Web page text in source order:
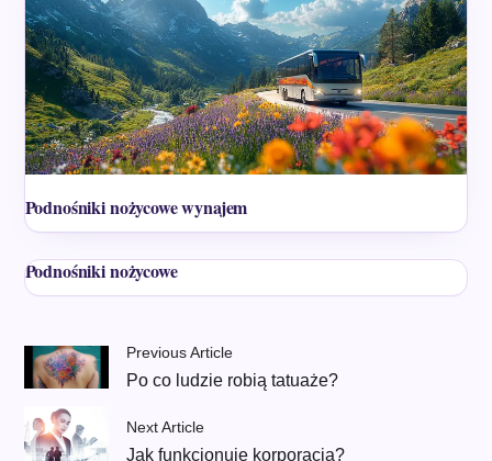
Podnośniki nożycowe wynajem
Podnośniki nożycowe
Previous Article
Po co ludzie robią tatuaże?
Next Article
Jak funkcjonuje korporacja?